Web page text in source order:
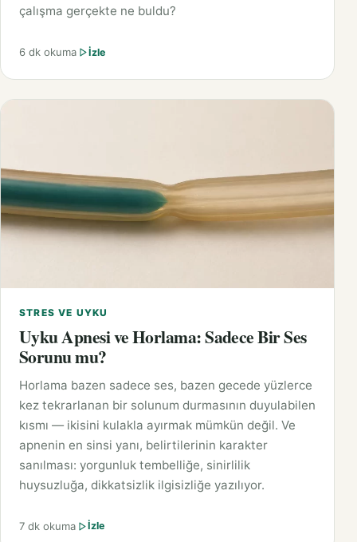
çalışma gerçekte ne buldu?
6 dk okuma İzle
STRES VE UYKU
Uyku Apnesi ve Horlama: Sadece Bir Ses
Sorunu mu?
Horlama bazen sadece ses, bazen gecede yüzlerce
kez tekrarlanan bir solunum durmasının duyulabilen
kısmı — ikisini kulakla ayırmak mümkün değil. Ve
apnenin en sinsi yanı, belirtilerinin karakter
sanılması: yorgunluk tembelliğe, sinirlilik
huysuzluğa, dikkatsizlik ilgisizliğe yazılıyor.
7 dk okuma İzle